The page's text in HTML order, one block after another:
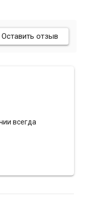
Оставить отзыв
всегда